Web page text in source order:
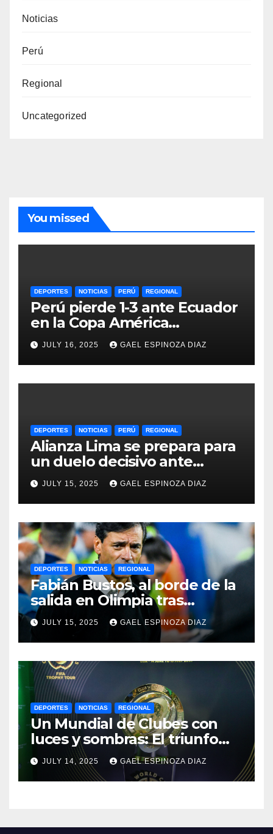
Noticias
Perú
Regional
Uncategorized
You missed
DEPORTES NOTICIAS PERÚ REGIONAL
Perú pierde 1-3 ante Ecuador
en la Copa América
Femenina y lidera el Grupo A
JULY 16, 2025 GAEL ESPINOZA DIAZ
DEPORTES NOTICIAS PERÚ REGIONAL
Alianza Lima se prepara para
un duelo decisivo ante
Gremio por la Sudamericana
2025
JULY 15, 2025 GAEL ESPINOZA DIAZ
DEPORTES NOTICIAS REGIONAL
Fabián Bustos, al borde de la
salida en Olimpia tras
dolorosa derrota en
Paraguay
JULY 15, 2025 GAEL ESPINOZA DIAZ
DEPORTES NOTICIAS REGIONAL
Un Mundial de Clubes con
luces y sombras: El triunfo
del Chelsea y las lecciones
del torneo
JULY 14, 2025 GAEL ESPINOZA DIAZ